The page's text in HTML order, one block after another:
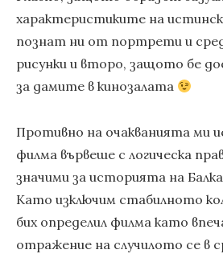
характеристиките на
познат ни от портрети и
рисунки и второ, защото бе
за дамите в кинозалата
Противно на очакванията ми
филма вървеше с логическа
значими за историята на
Като изключим стабилното
бих определил филма като
отражение на случилото се в